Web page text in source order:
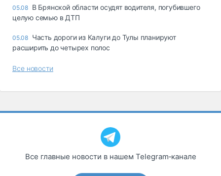
05.08 В Брянской области осудят водителя, погубившего
целую семью в ДТП
05.08 Часть дороги из Калуги до Тулы планируют
расширить до четырех полос
Все новости
Все главные новости в нашем Telegram‑канале